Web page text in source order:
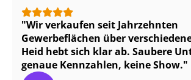
Wir verkaufen seit Jahrzehnten
Gewerbeflächen über
Heid hebt sich klar ab. Saubere
genaue Kennzahlen, keine Show.